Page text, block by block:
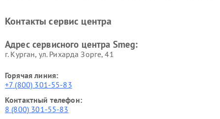
Контакты сервис центра
Адрес сервисного центра Smeg:
г. Курган, ул. Рихарда Зорге, 41
Горячая линия:
+7 (800) 301-55-83
Контактный телефон:
8 (800) 301-55-83